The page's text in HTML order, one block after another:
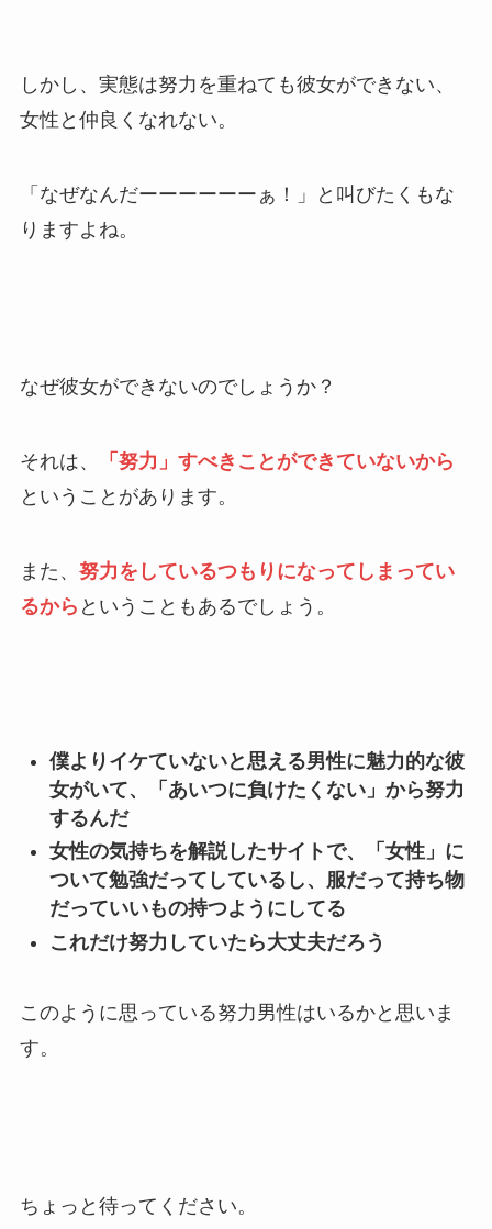
しかし、実態は努力を重ねても彼女ができない、
女性と仲良くなれない。
「なぜなんだーーーーーーぁ！」と叫びたくもな
りますよね。
なぜ彼女ができないのでしょうか？
それは、
「努力」すべきことができていないから
ということがあります。
また、努力をしているつもりになってしまってい
るから ということもあるでしょう。
僕よりイケていないと思える男性に魅力的な彼
女がいて、「あいつに負けたくない」から努力
するんだ
女性の気持ちを解説したサイトで、「女性」に
ついて勉強だってしているし、服だって持ち物
だっていいもの持つようにしてる
これだけ努力していたら大丈夫だろう
このように思っている努力男性はいるかと思いま
す。
ちょっと待ってください。